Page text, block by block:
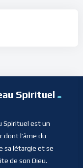
Spirituel
Spirituel est un
dont l’âme du
sa létargie et se
de son Dieu.